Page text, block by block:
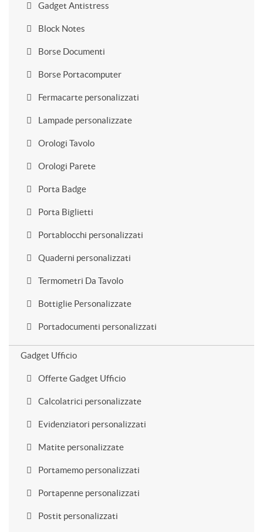
Gadget Antistress
Block Notes
Borse Documenti
Borse Portacomputer
Fermacarte personalizzati
Lampade personalizzate
Orologi Tavolo
Orologi Parete
Porta Badge
Porta Biglietti
Portablocchi personalizzati
Quaderni personalizzati
Termometri Da Tavolo
Bottiglie Personalizzate
Portadocumenti personalizzati
Gadget Ufficio
Offerte Gadget Ufficio
Calcolatrici personalizzate
Evidenziatori personalizzati
Matite personalizzate
Portamemo personalizzati
Portapenne personalizzati
Postit personalizzati